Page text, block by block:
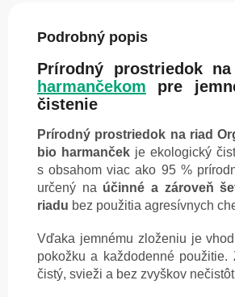
Podrobný popis
Prírodný prostriedok
harmančekom pre
čistenie
Prírodný prostriedok na riad
bio harmanček je ekologický
s obsahom viac ako 95 %
určený na účinné a zároveň
riadu bez použitia agresívnych
Vďaka jemnému zloženiu je
pokožku a každodenné použitie.
čistý, svieži a bez zvyškov